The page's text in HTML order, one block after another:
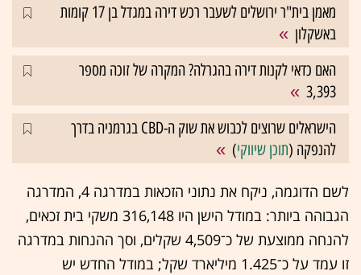
מאמן בית"ר ירושלים לשעבר רכש דירה במגדל בן 17 קומות
באשקלון
האם כדאי לקנות דירה בהגרלה? המקרה של זוכה מספר
3,393
הישראלים שרוצים לכבוש את שוק ה-CBD בגרמניה בדרך
להנפקה (תוכן שיווקי)
לשם הדוגמה, ניקח את נתוני הזכאות במדרגה 4, המדרגה
הגבוהה ביותר: במודל הישן היו 316,148 משקי בית זכאים,
להנחה ממוצעת של כ־4,509 שקלים, וסך ההנחות במדרגה
זו עמד על כ־1.425 מיליארד שקל; במודל החדש יש